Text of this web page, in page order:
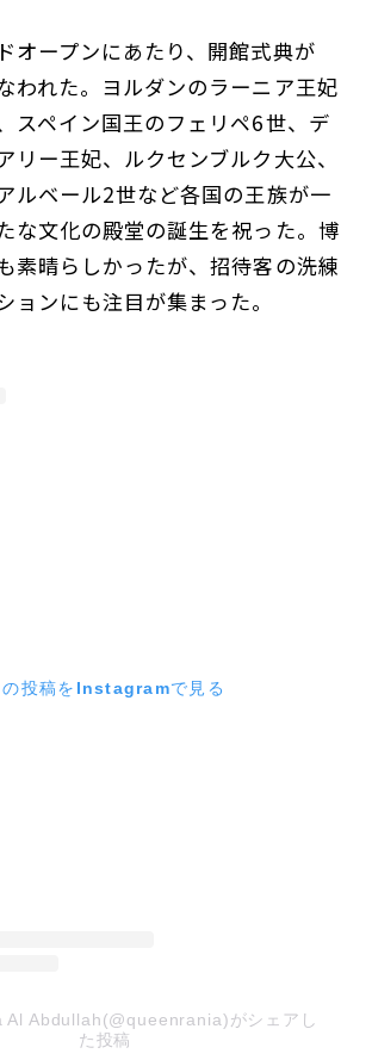
オープンにあたり、開館式典が
われた。ヨルダンのラーニア王妃
スペイン国王のフェリペ6世、デ
リー王妃、ルクセンブルク大公、
ルベール2世など各国の王族が一
な文化の殿堂の誕生を祝った。博
素晴らしかったが、招待客の洗練
ョンにも注目が集まった。
の投稿をInstagramで見る
Al Abdullah(@queenrania)がシェアし
た投稿